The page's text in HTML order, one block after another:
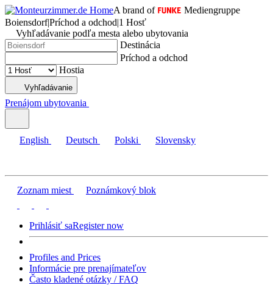
A brand of
Mediengruppe
Boiensdorf|Príchod a odchod|1 Hosť
Vyhľadávanie podľa mesta alebo ubytovania
Destinácia
Príchod a odchod
Hostia
Vyhľadávanie
Prenájom ubytovania
English Deutsch Polski Slovensky
Zoznam miest Poznámkový blok
Prihlásiť saRegister now
Profiles and Prices
Informácie pre prenajímateľov
Často kladené otázky / FAQ